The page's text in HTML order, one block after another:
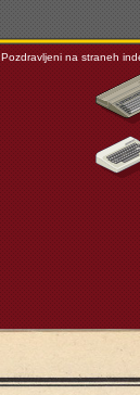
Pozdravljeni na straneh